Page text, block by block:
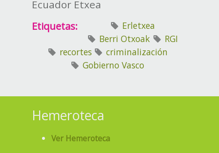
Etiquetas:
Erletxea
Berri Otxoak
RGI
recortes
criminalización
Gobierno Vasco
Hemeroteca
Ver Hemeroteca